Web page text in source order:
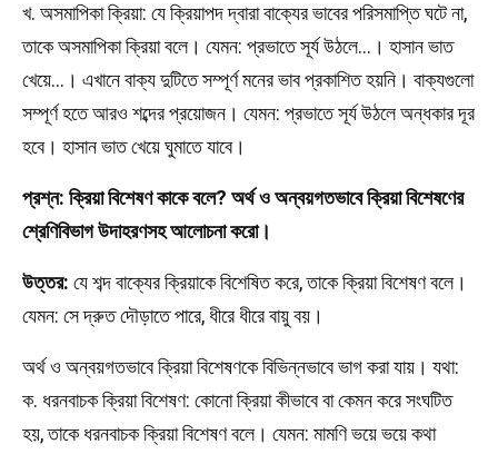
খ. অসমাপিকা ক্রিয়া: যে ক্রিয়াপদ দ্বারা বাক্যের ভাবের পরিসমাপ্তি ঘটে না,
তাকে অসমাপিকা ক্রিয়া বলে। যেমন: প্রভাতে সূর্য উঠলে...। হাসান ভাত
খেয়ে...। এখানে বাক্য দুটিতে সম্পূর্ণ মনের ভাব প্রকাশিত হয়নি। বাক্যগুলো
সম্পূর্ণ হতে আরও শব্দের প্রয়োজন। যেমন: প্রভাতে সূর্য উঠলে অন্ধকার দূর
হবে। হাসান ভাত খেয়ে ঘুমাতে যাবে।
প্রশ্ন: ক্রিয়া বিশেষণ কাকে বলে? অর্থ ও অন্বয়গতভাবে ক্রিয়া বিশেষণের
শ্রেণিবিভাগ উদাহরণসহ আলোচনা করো।
উত্তর: যে শব্দ বাক্যের ক্রিয়াকে বিশেষিত করে, তাকে ক্রিয়া বিশেষণ বলে।
যেমন: সে দ্রুত দৌড়াতে পারে, ধীরে ধীরে বায়ু বয়।
অর্থ ও অন্বয়গতভাবে ক্রিয়া বিশেষণকে বিভিন্নভাবে ভাগ করা যায়। যথা:
ক. ধরনবাচক ক্রিয়া বিশেষণ: কোনো ক্রিয়া কীভাবে বা কেমন করে সংঘটিত
হয়, তাকে ধরনবাচক ক্রিয়া বিশেষণ বলে। যেমন: মামণি ভয়ে ভয়ে কথা